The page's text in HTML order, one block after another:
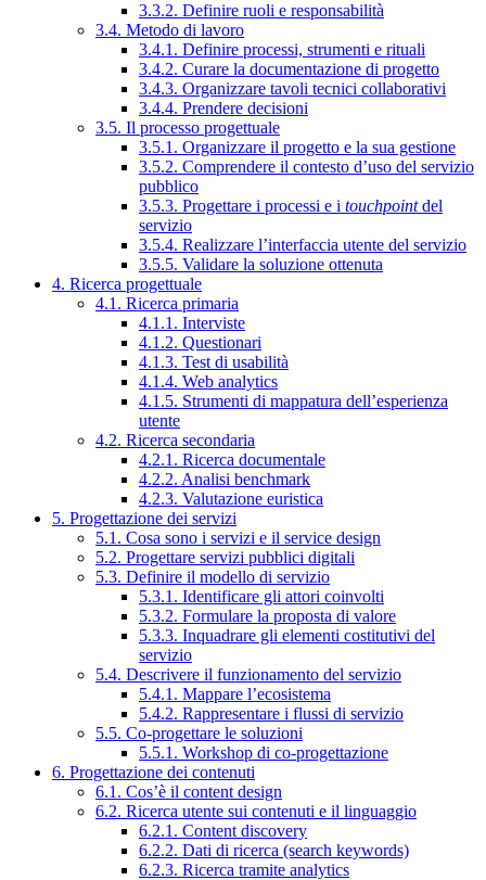
3.3.2. Definire ruoli e responsabilità
3.4. Metodo di lavoro
3.4.1. Definire processi, strumenti e rituali
3.4.2. Curare la documentazione di progetto
3.4.3. Organizzare tavoli tecnici collaborativi
3.4.4. Prendere decisioni
3.5. Il processo progettuale
3.5.1. Organizzare il progetto e la sua gestione
3.5.2. Comprendere il contesto d’uso del servizio
pubblico
3.5.3. Progettare i processi e i touchpointdel
servizio
3.5.4. Realizzare l’interfaccia utente del servizio
3.5.5. Validare la soluzione ottenuta
4. Ricerca progettuale
4.1. Ricerca primaria
4.1.1. Interviste
4.1.2. Questionari
4.1.3. Test di usabilità
4.1.4. Web analytics
4.1.5. Strumenti di mappatura dell’esperienza
utente
4.2. Ricerca secondaria
4.2.1. Ricerca documentale
4.2.2. Analisi benchmark
4.2.3. Valutazione euristica
5. Progettazione dei servizi
5.1. Cosa sono i servizi e il service design
5.2. Progettare servizi pubblici digitali
5.3. Definire il modello di servizio
5.3.1. Identificare gli attori coinvolti
5.3.2. Formulare la proposta di valore
5.3.3. Inquadrare gli elementi costitutivi del
servizio
5.4. Descrivere il funzionamento del servizio
5.4.1. Mappare l’ecosistema
5.4.2. Rappresentare i flussi di servizio
5.5. Co-progettare le soluzioni
5.5.1. Workshop di co-progettazione
6. Progettazione dei contenuti
6.1. Cos’è il content design
6.2. Ricerca utente sui contenuti e il linguaggio
6.2.1. Content discovery
6.2.2. Dati di ricerca (search keywords)
6.2.3. Ricerca tramite analytics